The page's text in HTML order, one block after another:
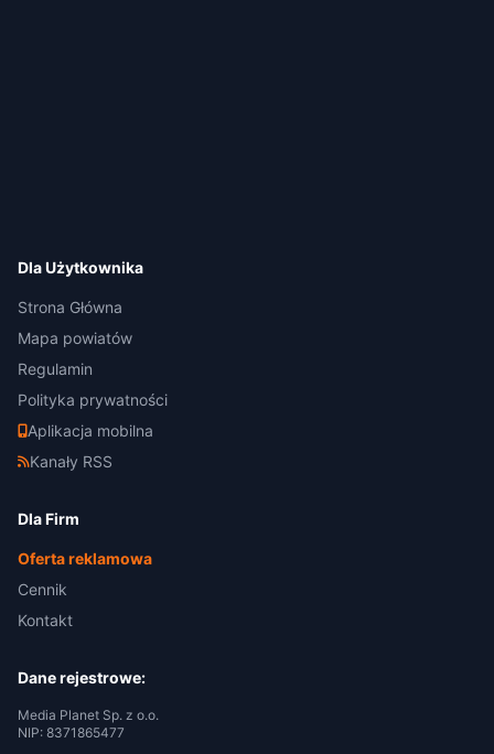
Dla Użytkownika
Strona Główna
Mapa powiatów
Regulamin
Polityka prywatności
Aplikacja mobilna
Kanały RSS
Dla Firm
Oferta reklamowa
Cennik
Kontakt
Dane rejestrowe:
Media Planet Sp. z o.o.
NIP: 8371865477